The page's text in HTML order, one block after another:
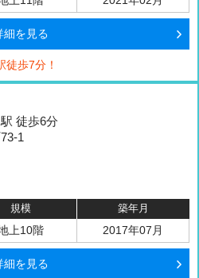
細を見る
歩7分！
駅 徒歩6分
1
規模 築年月
上10階 2017年07月
細を見る